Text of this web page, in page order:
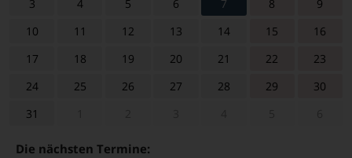
3
4 5 6 7 8
9
10
11 12 13 14 15
16
17
18 19 20 21 22
23
24
25 26 27 28 29
30
31
Die nächsten Termine: